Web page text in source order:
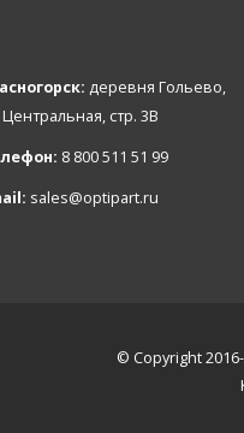
деревня Гольево,
Центральная, стр. 3В
8 800 511 51 99
sales@optipart.ru
© Copyright